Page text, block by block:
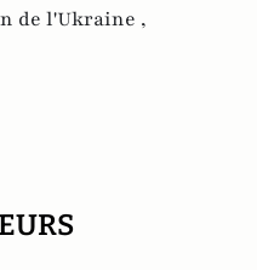
de l'Ukraine ,